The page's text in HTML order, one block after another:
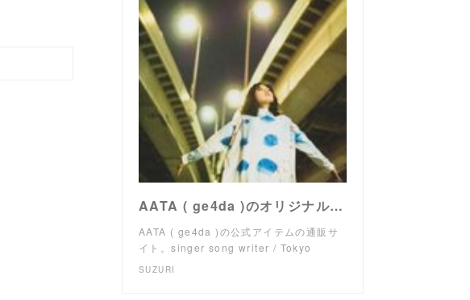
AATA ( ge4da )のオリジナルアイテム通販 ∞ SUZURI（スズリ）
AATA ( ge4da )の公式アイテムの通販サ
イト。singer song writer / Tokyo
SUZURI